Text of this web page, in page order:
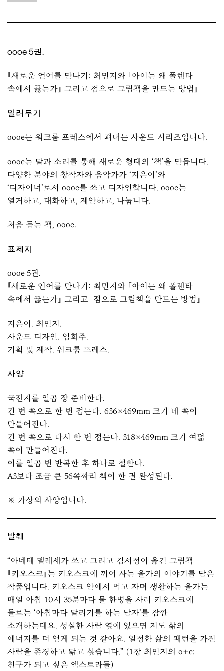
oooe 5권.
『새로운 언어를 만나기: 최민지와 『아이는 왜 폴렌타
속에서 끓는가』 그리고 점으로 그림책을 만드는 방법』
일러두기
oooe는 워크룸 프레스에서 펴내는 사운드 시리즈입니다.
oooe는 말과 소리를 통해 새로운 형태의 ‘책’을 만듭니다.
다양한 분야의 창작자와 음악가가 ‘지은이’와
‘디자이너’로서 oooe를 쓰고 디자인합니다. oooe는
열거하고, 대화하고, 제안하고, 나눕니다.
처음 듣는 책, oooe.
표제지
oooe 5권.
『새로운 언어를 만나기: 최민지와 『아이는 왜 폴렌타
속에서 끓는가』 그리고 점으로 그림책을 만드는 방법』
지은이. 최민지.
사운드 디자인. 임희주.
기획 및 제작. 워크룸 프레스.
사양
국전지를 일곱 장 준비한다.
긴 변 쪽으로 한 번 접는다. 636×469mm 크기 네 쪽이
만들어진다.
긴 변 쪽으로 다시 한 번 접는다. 318×469mm 크기 여덟
쪽이 만들어진다.
이를 일곱 번 반복한 후 하나로 철한다.
A3보다 조금 큰 56쪽짜리 책이 한 권 완성된다.
※ 가상의 사양입니다.
발췌
“아네테 멜레세가 쓰고 그리고 김서정이 옮긴 그림책
『키오스크』는 키오스크에 끼어 사는 올가의 이야기를 담은
작품입니다. 키오스크 안에서 먹고 자며 생활하는 올가는
매일 아침 10시 35분마다 물 한병을 사러 키오스크에
들르는 ‘아침마다 달리기를 하는 남자’를 잠깐
소개하는데요. 성실한 사람 옆에 있으면 저도 삶의
에너지를 더 얻게 되는 것 같아요. 일정한 삶의 패턴을 가진
사람을 존경하고 닮고 싶습니다.” (1장 최민지의 o+e:
친구가 되고 싶은 엑스트라들)